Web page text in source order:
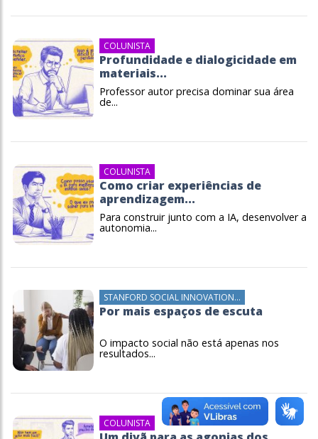
COLUNISTA
Profundidade e dialogicidade em
materiais...
Professor autor precisa dominar sua área
de...
COLUNISTA
Como criar experiências de
aprendizagem...
Para construir junto com a IA, desenvolver a
autonomia...
STANFORD SOCIAL INNOVATION...
Por mais espaços de escuta
O impacto social não está apenas nos
resultados...
COLUNISTA